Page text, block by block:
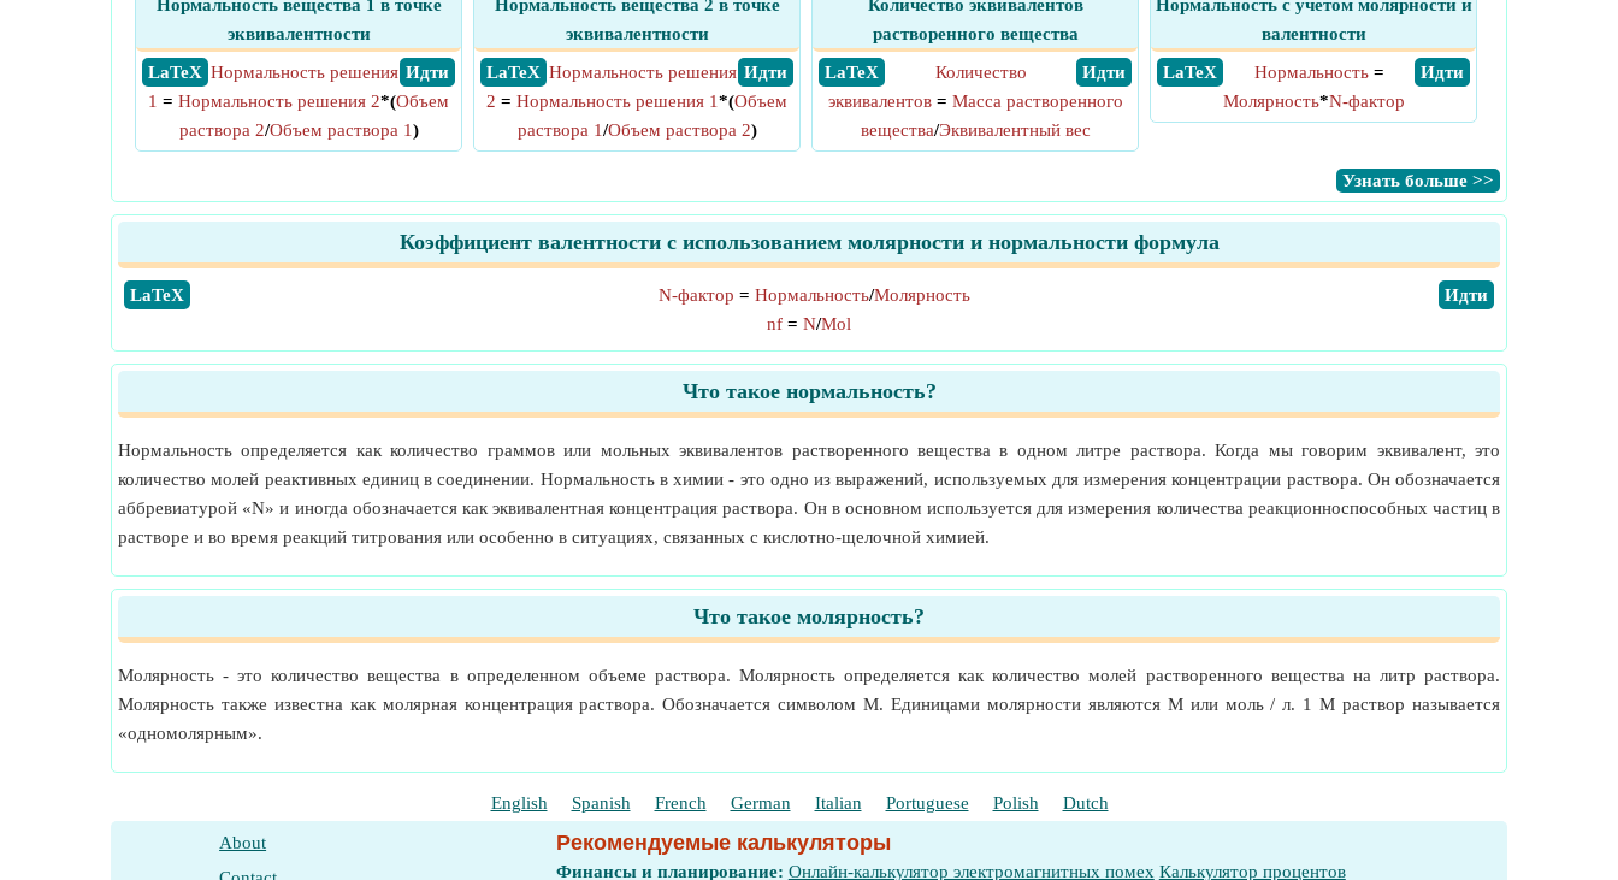
Нормальность вещества 1 в точке
эквивалентности
​ LaTeX
​ Идти
Нормальность решения
1 = Нормальность решения 2*(Объем
раствора 2/Объем раствора 1)
Нормальность вещества 2 в точке
эквивалентности
​ LaTeX
​ Идти
Нормальность решения
2 = Нормальность решения 1*(Объем
раствора 1/Объем раствора 2)
Количество эквивалентов
растворенного вещества
​ LaTeX
​ Идти
Количество
эквивалентов= Масса растворенного
вещества/Эквивалентный вес
Нормальность с учетом молярности и
валентности
​ LaTeX
​ Идти
Нормальность=
Молярность*N-фактор
​Узнать больше >>
Коэффициент валентности с использованием молярности и нормальности формула
​LaTeX ​Идти
N-фактор = Нормальность/Молярность
nf = N/Mol
Что такое нормальность?
Нормальность определяется как количество граммов или мольных эквивалентов растворенного вещества в одном литре раствора. Когда мы говорим эквивалент, это
количество молей реактивных единиц в соединении. Нормальность в химии - это одно из выражений, используемых для измерения концентрации раствора. Он обозначается
аббревиатурой «N» и иногда обозначается как эквивалентная концентрация раствора. Он в основном используется для измерения количества реакционноспособных частиц в
растворе и во время реакций титрования или особенно в ситуациях, связанных с кислотно-щелочной химией.
Что такое молярность?
Молярность - это количество вещества в определенном объеме раствора. Молярность определяется как количество молей растворенного вещества на литр раствора.
Молярность также известна как молярная концентрация раствора. Обозначается символом М. Единицами молярности являются М или моль / л. 1 М раствор называется
«одномолярным».
English Spanish French German Italian Portuguese Polish Dutch
About
Рекомендуемые калькуляторы
Финансы и планирование: Онлайн-калькулятор электромагнитных помех Калькулятор процентов